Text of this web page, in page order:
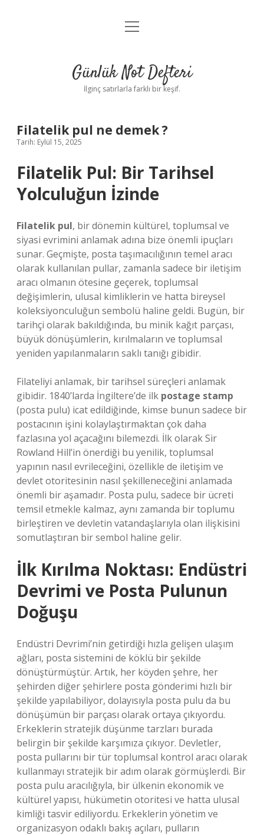
Anasayfa
Yasal Uyarı
menüyü
Günlük Not Defteri
İlginç satırlarla farklı bir keşif.
Filatelik pul ne demek ?
Tarih: Eylül 15, 2025
Filatelik Pul: Bir Tarihsel
Yolculuğun İzinde
Filatelik pul, bir dönemin kültürel, toplumsal ve
siyasi evrimini anlamak adına bize önemli ipuçları
sunar. Geçmişte, posta taşımacılığının temel aracı
olarak kullanılan pullar, zamanla sadece bir iletişim
aracı olmanın ötesine geçerek, toplumsal
değişimlerin, ulusal kimliklerin ve hatta bireysel
koleksiyonculuğun sembolü haline geldi. Bugün, bir
tarihçi olarak bakıldığında, bu minik kağıt parçası,
büyük dönüşümlerin, kırılmaların ve toplumsal
yeniden yapılanmaların saklı tanığı gibidir.
Filateliyi anlamak, bir tarihsel süreçleri anlamak
gibidir. 1840’larda İngiltere’de ilk postage stamp
(posta pulu) icat edildiğinde, kimse bunun sadece bir
postacının işini kolaylaştırmaktan çok daha
fazlasına yol açacağını bilemezdi. İlk olarak Sir
Rowland Hill’in önerdiği bu yenilik, toplumsal
yapının nasıl evrileceğini, özellikle de iletişim ve
devlet otoritesinin nasıl şekilleneceğini anlamada
önemli bir aşamadır. Posta pulu, sadece bir ücreti
temsil etmekle kalmaz, aynı zamanda bir toplumu
birleştiren ve devletin vatandaşlarıyla olan ilişkisini
somutlaştıran bir sembol haline gelir.
İlk Kırılma Noktası: Endüstri
Devrimi ve Posta Pulunun
Doğuşu
Endüstri Devrimi’nin getirdiği hızla gelişen ulaşım
ağları, posta sistemini de köklü bir şekilde
dönüştürmüştür. Artık, her köyden şehre, her
şehirden diğer şehirlere posta gönderimi hızlı bir
şekilde yapılabiliyor, dolayısıyla posta pulu da bu
dönüşümün bir parçası olarak ortaya çıkıyordu.
Erkeklerin stratejik düşünme tarzları burada
belirgin bir şekilde karşımıza çıkıyor. Devletler,
posta pullarını bir tür toplumsal kontrol aracı olarak
kullanmayı stratejik bir adım olarak görmüşlerdi. Bir
posta pulu aracılığıyla, bir ülkenin ekonomik ve
kültürel yapısı, hükümetin otoritesi ve hatta ulusal
kimliği tasvir ediliyordu. Erkeklerin yönetim ve
organizasyon odaklı bakış açıları, pulların